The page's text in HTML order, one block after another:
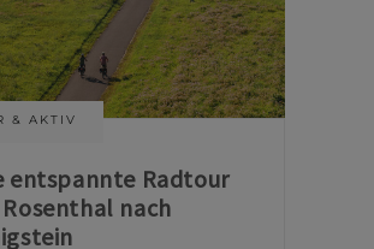
& AKTIV
entspannte Radtour
nach